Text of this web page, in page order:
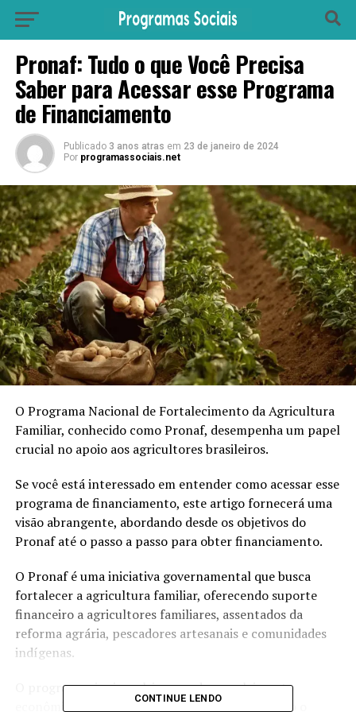
Pronaf: Tudo o que Você Precisa
Saber para Acessar esse Programa
de Financiamento
Publicado 3 anos atras em 23 de janeiro de 2024
Por programassociais.net
O Programa Nacional de Fortalecimento da Agricultura
Familiar, conhecido como Pronaf, desempenha um papel
crucial no apoio aos agricultores brasileiros.
Se você está interessado em entender como acessar esse
programa de financiamento, este artigo fornecerá uma
visão abrangente, abordando desde os objetivos do
Pronaf até o passo a passo para obter financiamento.
O Pronaf é uma iniciativa governamental que busca
fortalecer a agricultura familiar, oferecendo suporte
financeiro a agricultores familiares, assentados da
reforma agrária, pescadores artesanais e comunidades
indígenas.
O programa visa impulsionar o desenvolvimento
econômico e social nas áreas rurais, promovendo o
CONTINUE LENDO